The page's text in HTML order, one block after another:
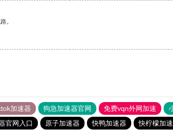
。
加速器 狗急加速器官网 免费vqn外网加速
官网入口 原子加速器 快鸭加速器 快柠檬加